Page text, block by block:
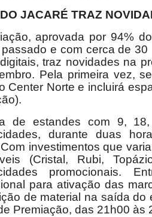
JACARÉ TRAZ
aprovada por 94%
e com cerca de
traz novidades na
Pela primeira vez,
Center Norte e incluirá
de estandes com 9,
durante duas
investimentos que
(Cristal, Rubi,
promocionais.
para ativação das
de material na saída
Premiação, das 21h00 às